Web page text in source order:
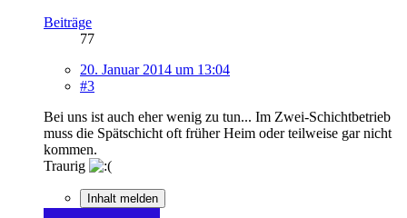
Beiträge
77
20. Januar 2014 um 13:04
#3
Bei uns ist auch eher wenig zu tun... Im Zwei-Schichtbetrieb
muss die Spätschicht oft früher Heim oder teilweise gar nicht
kommen.
Traurig
Inhalt melden